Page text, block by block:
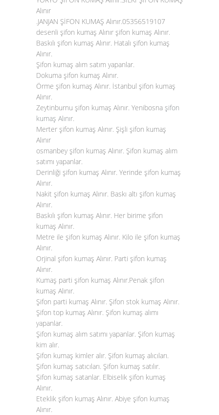
Alınır
.JANJAN ŞİFON KUMAŞ Alınır.05356519107
desenli şifon kumaş Alınır şifon kumaş Alınır.
Baskılı şifon kumaş Alınır. Hatalı şifon kumaş
Alınır.
Şifon kumaş alım satım yapanlar.
Dokuma şifon kumaş Alınır.
Örme şifon kumaş Alınır. İstanbul şifon kumaş
Alınır.
Zeytinburnu şifon kumaş Alınır. Yenibosna şifon
kumaş Alınır.
Merter şifon kumaş Alınır. Şişli şifon kumaş
Alınır
osmanbey şifon kumaş Alınır. Şifon kumaş alım
satımı yapanlar.
Derinliği şifon kumaş Alınır. Yerinde şifon kumaş
Alınır.
Nakit şifon kumaş Alınır. Baskı altı şifon kumaş
Alınır.
Baskılı şifon kumaş Alınır. Her birime şifon
kumaş Alınır.
Metre ile şifon kumaş Alınır. Kilo ile şifon kumaş
Alınır.
Orjinal şifon kumaş Alınır. Parti şifon kumaş
Alınır.
Kumaş parti şifon kumaş Alınır.Penak şifon
kumaş Alınır.
Şifon parti kumaş Alınır. Şifon stok kumaş Alınır.
Şifon top kumaş Alınır. Şifon kumaş alımı
yapanlar.
Şifon kumaş alım satımı yapanlar. Şifon kumaş
kim alır.
Şifon kumaş kimler alır. Şifon kumaş alıcıları.
Şifon kumaş satıcıları. Şifon kumaş satılır.
Şifon kumaş satanlar. Elbiselik şifon kumaş
Alınır.
Eteklik şifon kumaş Alınır. Abiye şifon kumaş
Alınır.